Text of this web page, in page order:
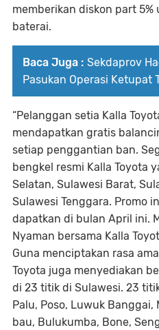
memberikan diskon part
baterai.
Baca Juga : Sekdaprov
Pasukan Operasi Ketupat
“Pelanggan setia Kalla
mendapatkan gratis
setiap penggantian ban.
bengkel resmi Kalla Toyota
Selatan, Sulawesi Barat,
Sulawesi Tenggara. Promo
dapatkan di bulan April ini.
Nyaman bersama Kalla
Guna menciptakan rasa
Toyota juga menyediakan
di 23 titik di Sulawesi. 23
Palu, Poso, Luwuk Banggai,
bau, Bulukumba, Bone,